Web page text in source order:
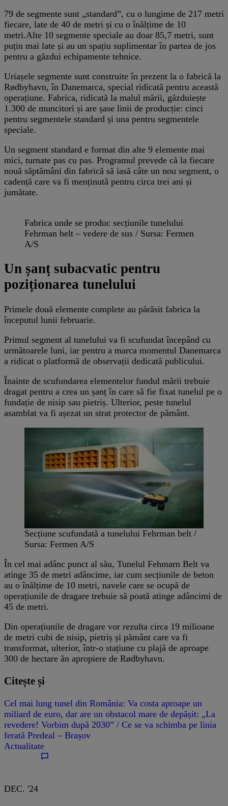
79 de segmente sunt „standard”, cu o lungime de 217 metri
fiecare, late de 40 de metri și cu o înălțime de 10
metri.Alte 10 segmente speciale au doar 85,7 metri, sunt
puțin mai late și au un spațiu suplimentar în partea de jos
pentru a găzdui echipamente tehnice.
Uriașele segmente sunt construite în prezent la o fabrică la
Rødbyhavn, în Danemarca, special ridicată pentru această
operațiune. Fabrica, ridicată la malul mării, găzduiește
1.300 de muncitori și are șase linii de producție: cinci
pentru segmentele standard și una pentru segmentele
speciale.
Un segment standard e format din alte 9 elemente mai
mici, turnate pas cu pas. Programul prevede că la fiecare
nouă săptămâni din fabrică să iasă câte un nou segment, o
cadență care va fi menținută pentru circa trei ani și
jumătate.
Fabrica unde se produc secțiunile tunelului
Fehrman belt – vedere de sus / Sursa: Fermen
A/S
Un șanț subacvatic pentru
poziționarea tunelului
Primele două elemente complete au părăsit fabrica la
începutul lunii februarie.
Primul segment al tunelului va fi scufundat începând cu
următoarele luni, iar pentru a marca momentul Danemarca
a ridicat o platformă de observații dedicată publicului.
Înainte de scufundarea elementelor fundul mării trebuie
dragat pentru a crea un șanț în care să fie fixat tunelul pe o
fundație de nisip sau pietriș. Ulterior, peste tunelul
asamblat va fi așezat un strat protector de pământ.
Secțiune scufundată a tunelului Fehrman belt /
Sursa: Fermen A/S
În cel mai adânc punct al său, Tunelul Fehmarn Belt va
atinge 35 de metri adâncime, iar cum secțiunile de beton
au o înălțime de 10 metri, navele care se ocupă de
operațiunile de dragare trebuie să poată atinge adâncimi de
45 de metri.
Din operațiunile de dragare vor rezulta circa 19 milioane
de metri cubi de nisip, pietriș și pământ care va fi
transformat, ulterior, într-o stațiune cu plajă de aproape
300 de hectare ăn apropiere de Rødbyhavn.
Citește și
Cel mai lung tunel din România: Va costa aproape un
miliard de euro, dar are un obstacol mare de depășit: „La
revedere! Vorbim după 2030” / Ce se va schimba pe linia
ferată Predeal – Brașov
Actualitate
DEC. '24